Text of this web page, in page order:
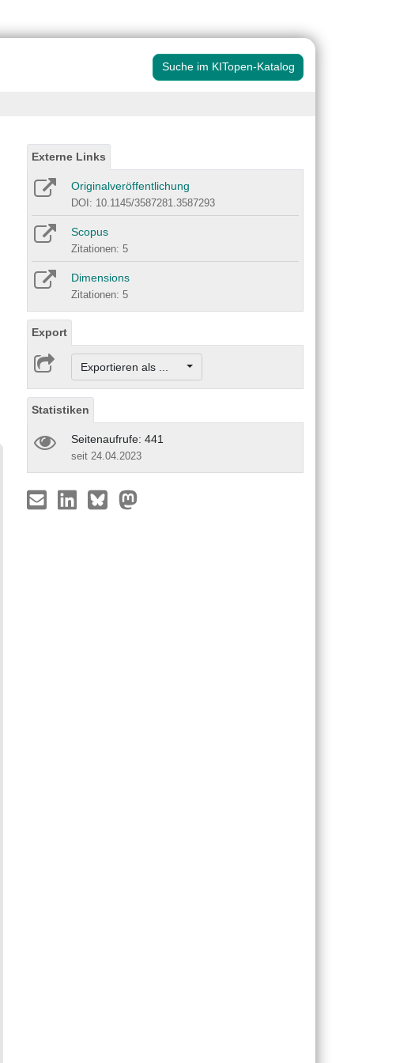
Suche im KITopen-Katalog
Externe Links
Originalveröffentlichung
DOI: 10.1145/3587281.3587293
Scopus
Zitationen: 5
Dimensions
Zitationen: 5
Export
Exportieren als ...
Statistiken
Seitenaufrufe: 441
seit 24.04.2023